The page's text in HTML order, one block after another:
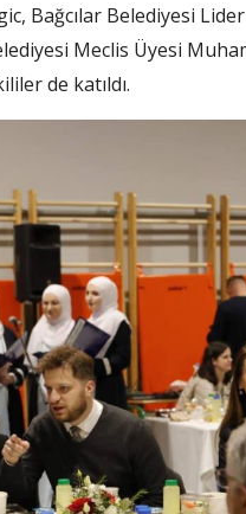
Bağcılar Belediyesi Lider
Meclis Üyesi
de katıldı.